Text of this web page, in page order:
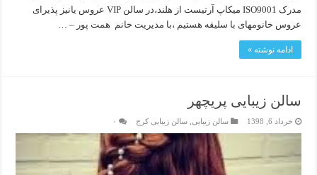
مدرک ISO9001 میکاپ آرتیست از هلند،در سالن VIP عروس یانیز پذیرای
عروس خانومهای با سلیقه هستیم ،با مدیریت خانم همت پور – …
ادامه نوشته »
سالن زیبایی پریچهر
خرداد 6, 1398 سالن زیبایی ,سالن زیبایی کرج ۰